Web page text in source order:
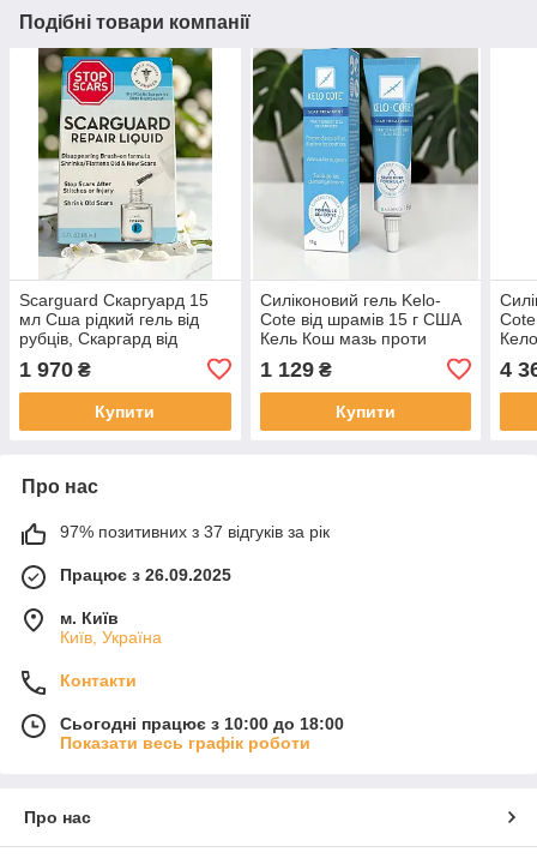
Подібні товари компанії
Scarguard Скаргуард 15
мл Сша рідкий гель від
рубців, Скаргард від
1 970 ₴
Купити
Силіконовий гель Kelo-
Cote від шрамів 15 г США
Кель Кош мазь проти
шрамів, крем від рубців,
гель проти шрамів Келе
Коут
1 129₴
Купити
Коут
4
Про нас
97% позитивних з 37 відгуків за рік
Працює з 26.09.2025
м. Київ
Київ, Україна
Контакти
Сьогодні працює з 10:00 до 18:00
Показати весь графік роботи
Про нас